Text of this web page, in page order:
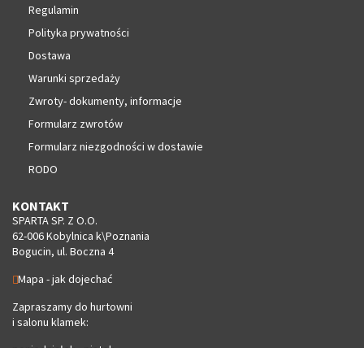
Regulamin
Polityka prywatności
Dostawa
Warunki sprzedaży
Zwroty- dokumenty, informacje
Formularz zwrotów
Formularz niezgodności w dostawie
RODO
KONTAKT
SPARTA SP. Z O.O.
62-006 Kobylnica k\Poznania
Bogucin, ul. Boczna 4
Mapa - jak dojechać
Zapraszamy do hurtowni
i salonu klamek: